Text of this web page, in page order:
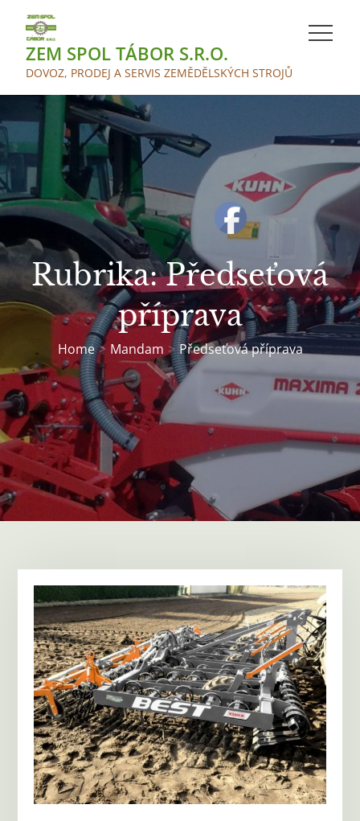
contentZEM SPOL TÁBOR S.R.O.
DOVOZ, PRODEJ A SERVIS ZEMĚDĚLSKÝCH STROJŮ
Rubrika:Předseťová
příprava
Home Mandam Předseťová příprava